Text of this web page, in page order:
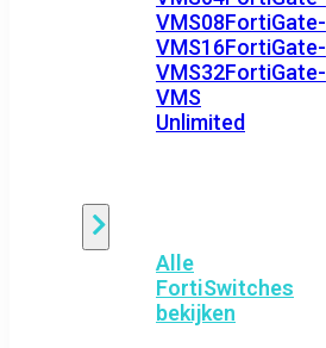
VMS08FortiGate-
VMS16FortiGate-
VMS32FortiGate-
VMS
Unlimited
Alle
FortiSwitches
bekijken